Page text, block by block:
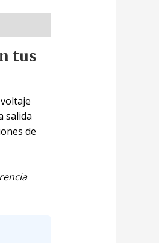
tus
salida
de